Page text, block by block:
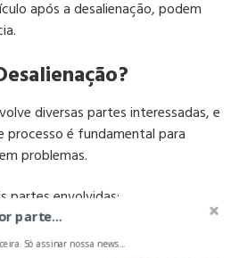
após a desalienação, podem
diversas partes interessadas, e
processo é fundamental para
problemas.
partes envolvidas:
parte...
Só assinar nossa news...